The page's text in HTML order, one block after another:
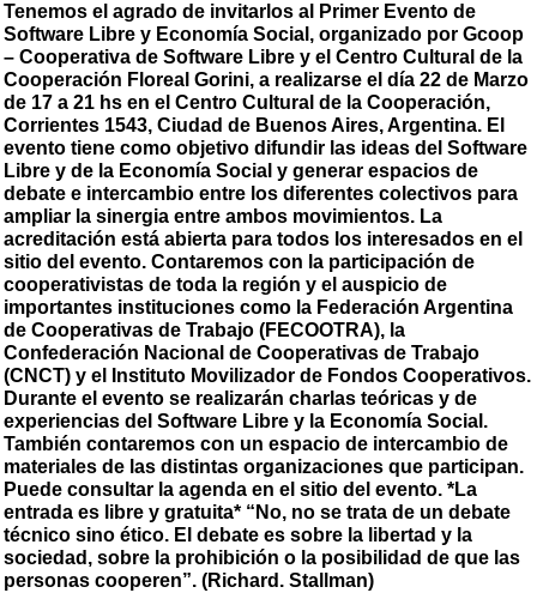
Tenemos el agrado de invitarlos al Primer Evento de
Software Libre y Economía Social, organizado por Gcoop
– Cooperativa de Software Libre y el Centro Cultural de la
Cooperación Floreal Gorini, a realizarse el día 22 de Marzo
de 17 a 21 hs en el Centro Cultural de la Cooperación,
Corrientes 1543, Ciudad de Buenos Aires, Argentina. El
evento tiene como objetivo difundir las ideas del Software
Libre y de la Economía Social y generar espacios de
debate e intercambio entre los diferentes colectivos para
ampliar la sinergia entre ambos movimientos. La
acreditación está abierta para todos los interesados en el
sitio del evento. Contaremos con la participación de
cooperativistas de toda la región y el auspicio de
importantes instituciones como la Federación Argentina
de Cooperativas de Trabajo (FECOOTRA), la
Confederación Nacional de Cooperativas de Trabajo
(CNCT) y el Instituto Movilizador de Fondos Cooperativos.
Durante el evento se realizarán charlas teóricas y de
experiencias del Software Libre y la Economía Social.
También contaremos con un espacio de intercambio de
materiales de las distintas organizaciones que participan.
Puede consultar la agenda en el sitio del evento. *La
entrada es libre y gratuita* “No, no se trata de un debate
técnico sino ético. El debate es sobre la libertad y la
sociedad, sobre la prohibición o la posibilidad de que las
personas cooperen”. (Richard. Stallman)